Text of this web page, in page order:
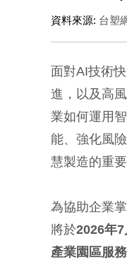
資料來源: 台塑
面對AI技術
進，以及高
業如何運用
能、強化風
慧製造的重要
為協助企業
將於2026年7
產業園區服